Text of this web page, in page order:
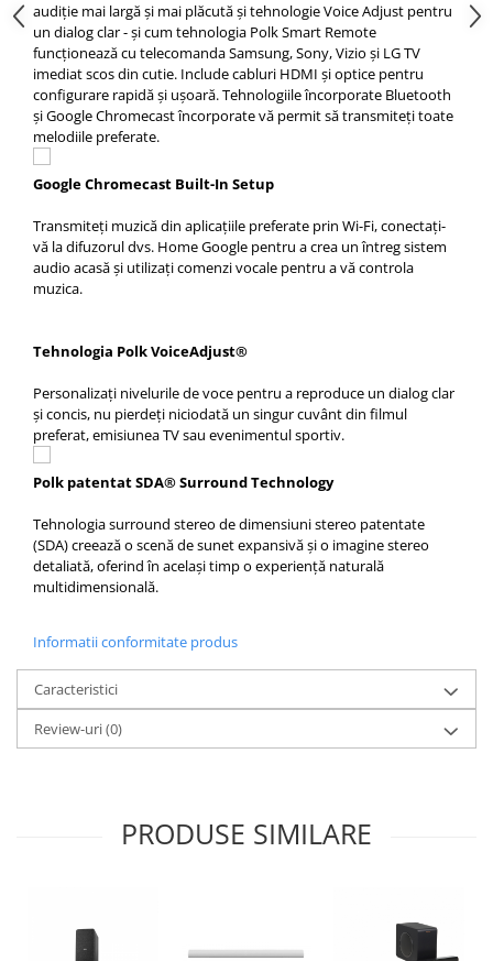
audiție mai largă și mai plăcută și tehnologie Voice Adjust pentru
un dialog clar - și cum tehnologia Polk Smart Remote
funcționează cu telecomanda Samsung, Sony, Vizio și LG TV
imediat scos din cutie. Include cabluri HDMI și optice pentru
configurare rapidă și ușoară. Tehnologiile încorporate Bluetooth
și Google Chromecast încorporate vă permit să transmiteți toate
melodiile preferate.
Google Chromecast Built-In Setup
Transmiteți muzică din aplicațiile preferate prin Wi-Fi, conectați-
vă la difuzorul dvs. Home Google pentru a crea un întreg sistem
audio acasă și utilizați comenzi vocale pentru a vă controla
muzica.
Tehnologia Polk VoiceAdjust®
Personalizați nivelurile de voce pentru a reproduce un dialog clar
și concis, nu pierdeți niciodată un singur cuvânt din filmul
preferat, emisiunea TV sau evenimentul sportiv.
Polk patentat SDA® Surround Technology
Tehnologia surround stereo de dimensiuni stereo patentate
(SDA) creează o scenă de sunet expansivă și o imagine stereo
detaliată, oferind în același timp o experiență naturală
multidimensională.
Informatii conformitate produs
Caracteristici
Review-uri(0)
PRODUSE SIMILARE